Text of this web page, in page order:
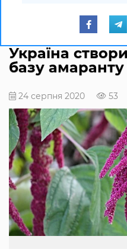
Україна
базу амаранту
24 серпня 2020 53